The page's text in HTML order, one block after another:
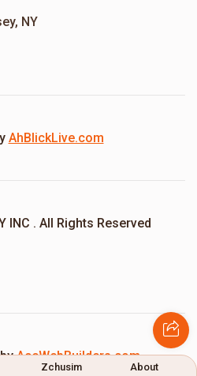
NY
AhBlickLive.com
INC . All Rights Reserved
AceWebBuilders.com
Zchusim About